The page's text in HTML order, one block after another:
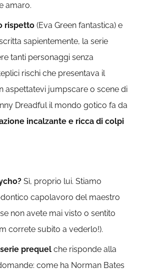
amaro.
rispetto (Eva Green fantastica) e
sapientemente, la serie
tanti personaggi senza
rischi che presentava il
aspettatevi jumpscare o scene di
Dreadful il mondo gotico fa da
incalzante e ricca di colpi
Sì, proprio lui. Stiamo
capolavoro del maestro
non avete mai visto o sentito
correte subito a vederlo!).
prequel che risponde alla
come ha Norman Bates